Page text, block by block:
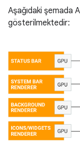
Aşağıdaki şemada
gösterilmektedir: